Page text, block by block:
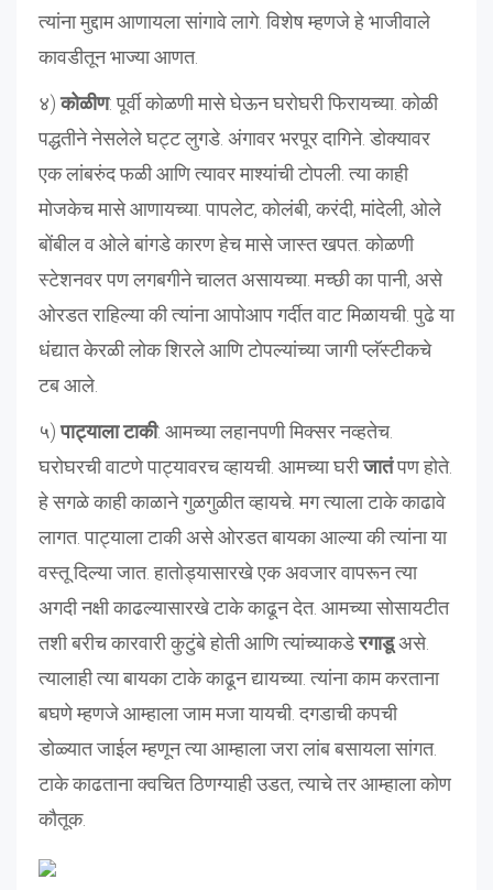
त्यांना मुद्दाम आणायला सांगावे लागे. विशेष म्हणजे हे भाजीवाले
कावडीतून भाज्या आणत.
४)कोळीण: पूर्वी कोळणी मासे घेऊन घरोघरी फिरायच्या. कोळी
पद्धतीने नेसलेले घट्ट लुगडे. अंगावर भरपूर दागिने. डोक्यावर
एक लांबरुंद फळी आणि त्यावर माश्यांची टोपली. त्या काही
मोजकेच मासे आणायच्या. पापलेट, कोलंबी, करंदी, मांदेली, ओले
बोंबील व ओले बांगडे कारण हेच मासे जास्त खपत. कोळणी
स्टेशनवर पण लगबगीने चालत असायच्या. मच्छी का पानी, असे
ओरडत राहिल्या की त्यांना आपोआप गर्दीत वाट मिळायची. पुढे या
धंद्यात केरळी लोक शिरले आणि टोपल्यांच्या जागी प्लॅस्टीकचे
टब आले.
५)पाट्याला टाकी: आमच्या लहानपणी मिक्सर नव्हतेच.
घरोघरची वाटणे पाट्यावरच व्हायची. आमच्या घरीजातंपण होते.
हे सगळे काही काळाने गुळगुळीत व्हायचे. मग त्याला टाके काढावे
लागत. पाट्याला टाकी असे ओरडत बायका आल्या की त्यांना या
वस्तू दिल्या जात. हातोड्यासारखे एक अवजार वापरून त्या
अगदी नक्षी काढल्यासारखे टाके काढून देत. आमच्या सोसायटीत
तशी बरीच कारवारी कुटुंबे होती आणि त्यांच्याकडेरगाडूअसे.
त्यालाही त्या बायका टाके काढून द्यायच्या. त्यांना काम करताना
बघणे म्हणजे आम्हाला जाम मजा यायची. दगडाची कपची
डोळ्यात जाईल म्हणून त्या आम्हाला जरा लांब बसायला सांगत.
टाके काढताना क्वचित ठिणग्याही उडत, त्याचे तर आम्हाला कोण
कौतूक.